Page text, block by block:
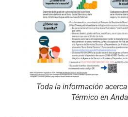
Toda la información
Térmico en